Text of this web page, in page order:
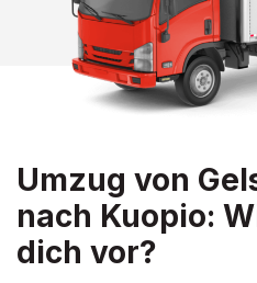
Umzug von
nach Kuopio:
dich vor?